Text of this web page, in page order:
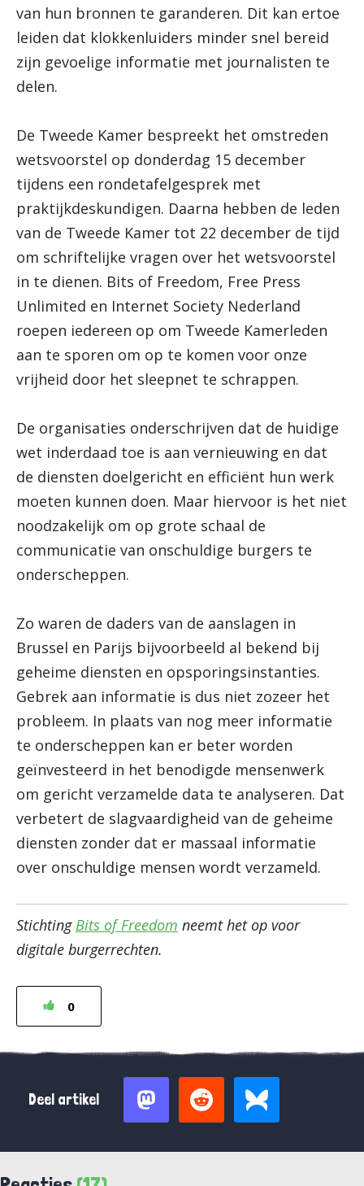
van hun bronnen te garanderen. Dit kan ertoe
leiden dat klokkenluiders minder snel bereid
zijn gevoelige informatie met journalisten te
delen.
De Tweede Kamer bespreekt het omstreden
wetsvoorstel op donderdag 15 december
tijdens een rondetafelgesprek met
praktijkdeskundigen. Daarna hebben de leden
van de Tweede Kamer tot 22 december de tijd
om schriftelijke vragen over het wetsvoorstel
in te dienen. Bits of Freedom, Free Press
Unlimited en Internet Society Nederland
roepen iedereen op om Tweede Kamerleden
aan te sporen om op te komen voor onze
vrijheid door het sleepnet te schrappen.
De organisaties onderschrijven dat de huidige
wet inderdaad toe is aan vernieuwing en dat
de diensten doelgericht en efficiënt hun werk
moeten kunnen doen. Maar hiervoor is het niet
noodzakelijk om op grote schaal de
communicatie van onschuldige burgers te
onderscheppen.
Zo waren de daders van de aanslagen in
Brussel en Parijs bijvoorbeeld al bekend bij
geheime diensten en opsporingsinstanties.
Gebrek aan informatie is dus niet zozeer het
probleem. In plaats van nog meer informatie
te onderscheppen kan er beter worden
geïnvesteerd in het benodigde mensenwerk
om gericht verzamelde data te analyseren. Dat
verbetert de slagvaardigheid van de geheime
diensten zonder dat er massaal informatie
over onschuldige mensen wordt verzameld.
StichtingBits of Freedom neemt het op voor
digitale burgerrechten.
0
Deel artikel